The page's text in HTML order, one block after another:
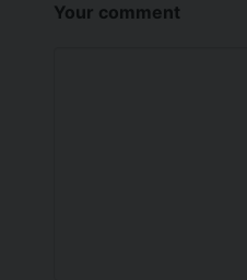
Your comment